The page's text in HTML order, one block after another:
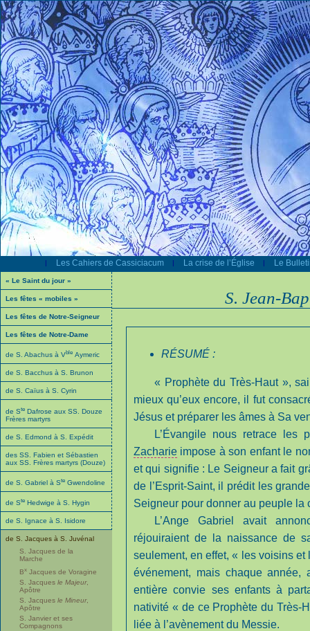
| Les Cahiers de Cassiciacum | La crise de l’Église | Le
« Le Saint du jour »
Les fêtes « mobiles »
Les fêtes de Notre-Seigneur
Les fêtes de Notre-Dame
de S. Abachus à Vble Aymeric
de S. Bacchus à S. Brunon
de S. Caïus à S. Cyrin
de Ste Dafrose aux SS. Douze
Frères martyrs
de S. Edmond à S. Expédit
des SS. Fabien et Sébastien
aux SS. Frères martyrs (Douze)
de S. Gabriel à Ste Gwendoline
de Ste Hedwige à S. Hygin
de S. Ignace à S. Isidore
de S. Jacques à S. Juvénal
S. Jacques de la
Marche
Bx Jacques de Voragine
S. Jacques le Majeur,
Apôtre
S. Jacques le Mineur,
Apôtre
S. Janvier et ses
Compagnons
S. Jean-
RÉSUMÉ :
« Prophète du Très-Haut »,
mieux qu’eux encore, il fut
Jésus et préparer les âmes à Sa
L’Évangile nous retrace les
Zacharie impose à son enfant le
et qui signifie : Le Seigneur a fait
de l’Esprit-Saint, il prédit les
Seigneur pour donner au peuple la
L’Ange Gabriel avait
réjouiraient de la naissance de
seulement, en effet, « les voisins et
événement, mais chaque année,
entière convie ses enfants à
nativité « de ce Prophète du Très-
liée à l’avènement du Messie.